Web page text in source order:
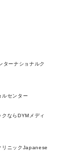
ターナショナルク
ルセンター
ならDYMメディ
リニックJapanese